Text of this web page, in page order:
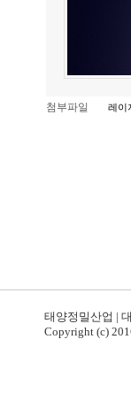
첨부파일 레이
태양정밀산업 |
Copyright (c)